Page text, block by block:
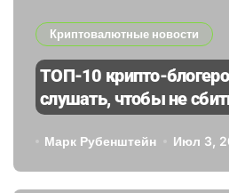
Криптовалютные новости
ТОП-10 крипто-
слушать, чтобы не
Марк Рубенштейн Июл 3,